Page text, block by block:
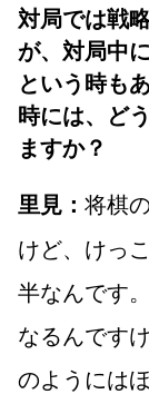
対局では戦
が、対局中
という時も
時には、ど
ますか？
里見： 将棋
けど、けっ
半なんです
なるんです
のようには